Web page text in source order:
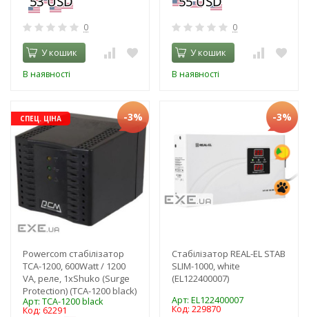
0
У кошик
В наявності
0
У кошик
В наявності
СПЕЦ. ЦІНА -3%
Powercom стабілізатор
TCA-1200, 600Watt / 1200
VA, реле, 1xShuko (Surge
Protection) (TCA-1200 black)
Арт: TCA-1200 black
Код: 62291
-3%
Стабілізатор REAL-EL STAB
SLIM-1000, white
(EL122400007)
Арт: EL122400007
Код: 229870